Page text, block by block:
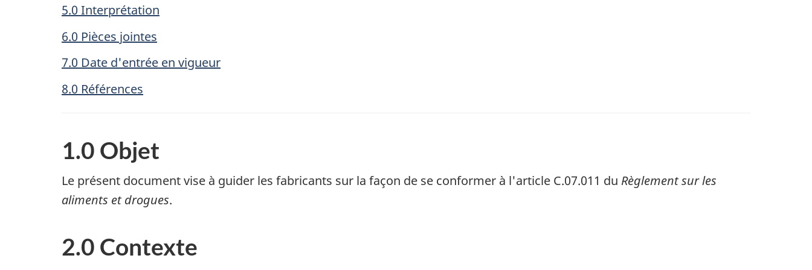
5.0 Interprétation
6.0 Pièces jointes
7.0 Date d'entrée en vigueur
8.0 Références
1.0 Objet
Le présent document vise à guider les fabricants sur la façon de se conformer à l'article C.07.011 du Règlement sur les
aliments et drogues.
2.0 Contexte